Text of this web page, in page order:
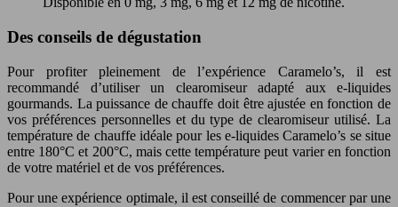
Des conseils de dégustation
Pour profiter pleinement de l’expérience Caramelo’s, il est
recommandé d’utiliser un clearomiseur adapté aux e-liquides
gourmands. La puissance de chauffe doit être ajustée en fonction de
vos préférences personnelles et du type de clearomiseur utilisé. La
température de chauffe idéale pour les e-liquides Caramelo’s se situe
entre 180°C et 200°C, mais cette température peut varier en fonction
de votre matériel et de vos préférences.
Pour une expérience optimale, il est conseillé de commencer par une